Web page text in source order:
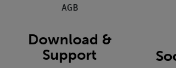
AGB
Download &
Support